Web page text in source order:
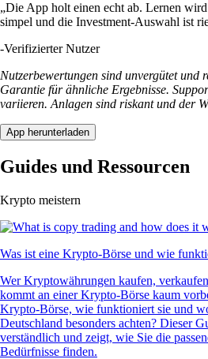
„Die App holt einen echt ab. Lernen
simpel und die Investment-Auswahl ist
-Verifizierter Nutzer
Nutzerbewertungen sind unvergütet und
Garantie für ähnliche Ergebnisse.
variieren. Anlagen sind riskant und der
App herunterladen
Guides und Ressourcen
Krypto meistern
Was ist eine Krypto-Börse und wie
Wer Kryptowährungen kaufen,
kommt an einer Krypto-Börse kaum
Krypto-Börse, wie funktioniert sie und
Deutschland besonders achten? Dieser
verständlich und zeigt, wie Sie die
Bedürfnisse finden.